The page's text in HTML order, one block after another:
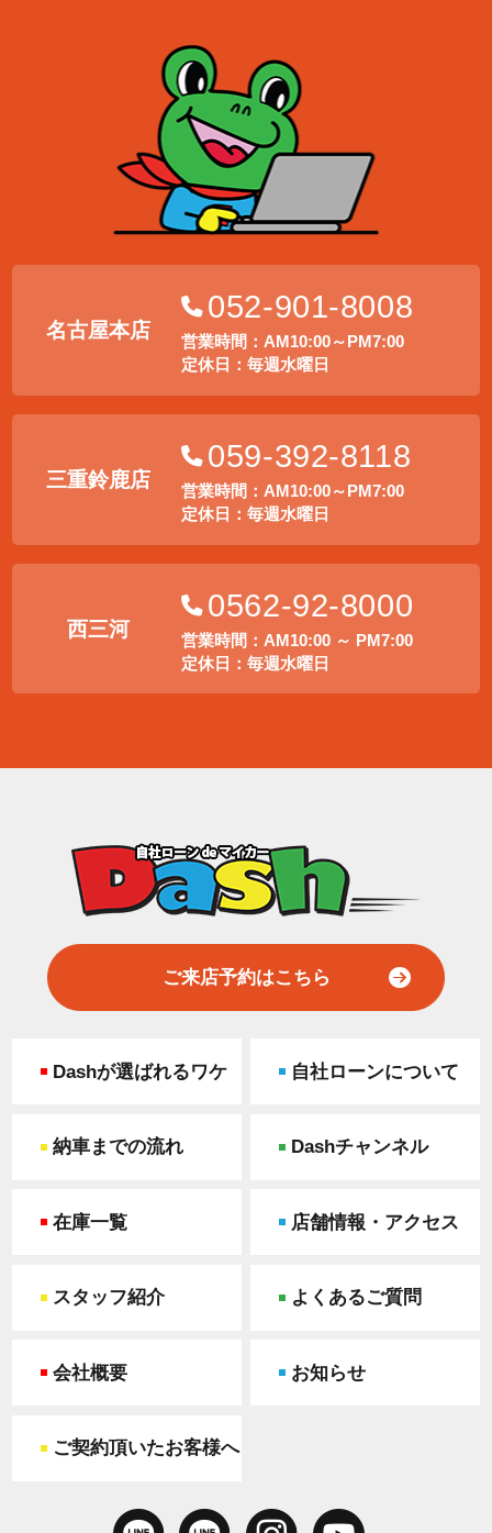
名古屋本店
052-901-8008
営業時間：AM10:00～PM7:00
定休日：毎週水曜日
三重鈴鹿店
059-392-8118
営業時間：AM10:00～PM7:00
定休日：毎週水曜日
西三河
0562-92-8000
営業時間：AM10:00 ～ PM7:00
定休日：毎週水曜日
ご来店予約はこちら
Dashが選ばれるワケ 自社ローンについて
納車までの流れ Dashチャンネル
在庫一覧 店舗情報・アクセス
スタッフ紹介 よくあるご質問
会社概要 お知らせ
ご契約頂いたお客様へ